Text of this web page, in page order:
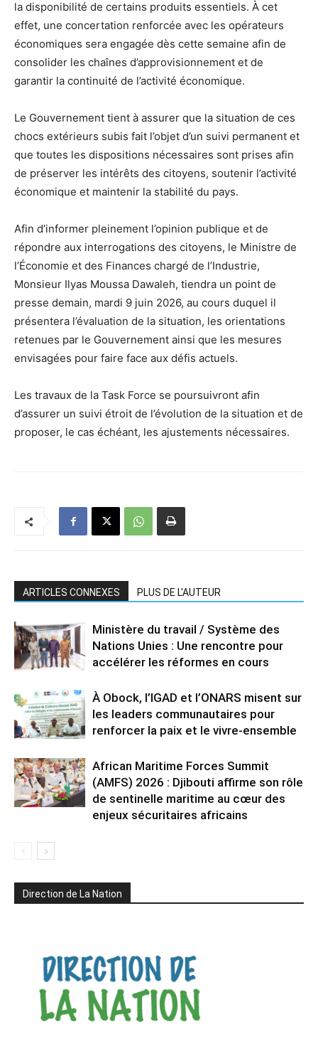
la disponibilité de certains produits essentiels. À cet
effet, une concertation renforcée avec les opérateurs
économiques sera engagée dès cette semaine afin de
consolider les chaînes d’approvisionnement et de
garantir la continuité de l’activité économique.
Le Gouvernement tient à assurer que la situation de ces
chocs extérieurs subis fait l’objet d’un suivi permanent et
que toutes les dispositions nécessaires sont prises afin
de préserver les intérêts des citoyens, soutenir l’activité
économique et maintenir la stabilité du pays.
Afin d’informer pleinement l’opinion publique et de
répondre aux interrogations des citoyens, le Ministre de
l’Économie et des Finances chargé de l’Industrie,
Monsieur Ilyas Moussa Dawaleh, tiendra un point de
presse demain, mardi 9 juin 2026, au cours duquel il
présentera l’évaluation de la situation, les orientations
retenues par le Gouvernement ainsi que les mesures
envisagées pour faire face aux défis actuels.
Les travaux de la Task Force se poursuivront afin
d’assurer un suivi étroit de l’évolution de la situation et de
proposer, le cas échéant, les ajustements nécessaires.
ARTICLES CONNEXES PLUS DE L'AUTEUR
Ministère du travail / Système des
Nations Unies : Une rencontre pour
accélérer les réformes en cours
À Obock, l’IGAD et l’ONARS misent sur
les leaders communautaires pour
renforcer la paix et le vivre-ensemble
African Maritime Forces Summit
(AMFS) 2026 : Djibouti affirme son rôle
de sentinelle maritime au cœur des
enjeux sécuritaires africains
Direction de La Nation